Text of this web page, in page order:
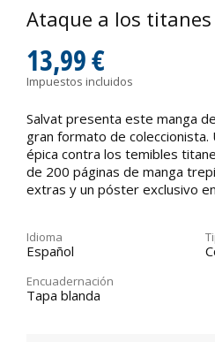
Ataque a los titanes
13,99 €
Impuestos incluidos
Salvat presenta este manga
gran formato de coleccionista.
épica contra los temibles
de 200 páginas de manga
extras y un póster exclusivo
Idioma
Español
Encuadernación
Tapa blanda